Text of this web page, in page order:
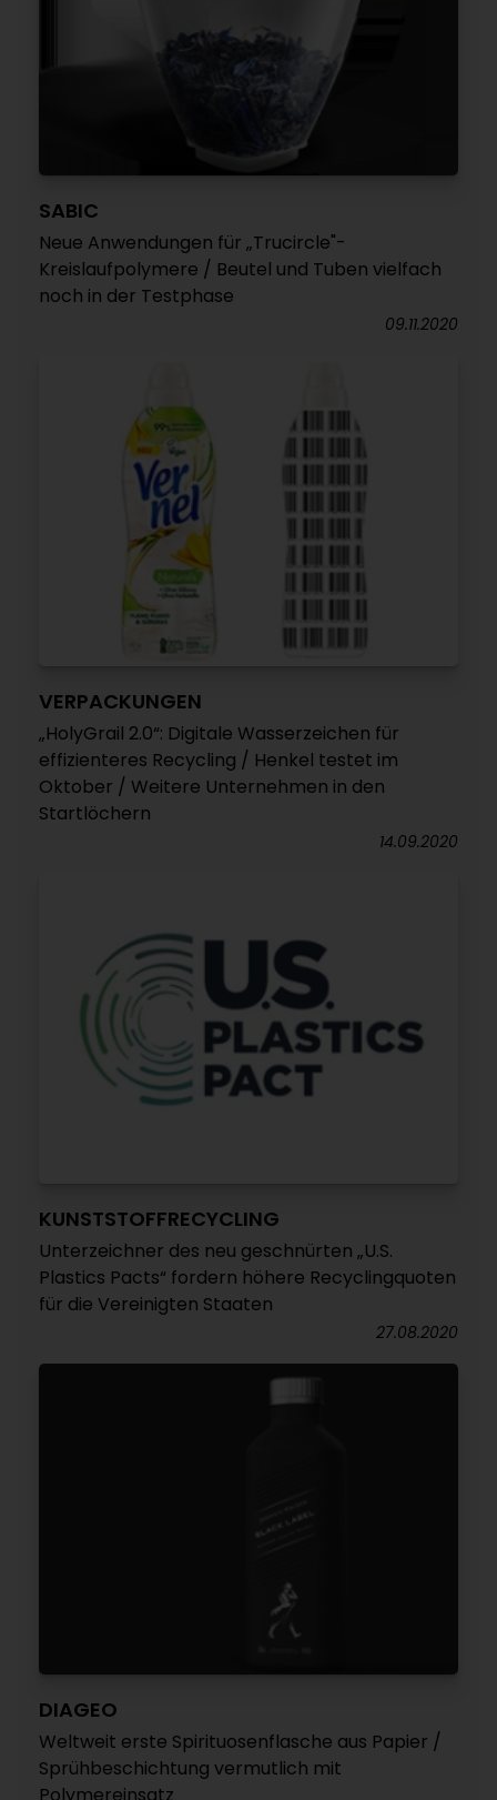
SABIC
Neue Anwendungen für „Trucircle"-
Kreislaufpolymere / Beutel und Tuben vielfach
noch in der Testphase
09.11.2020
VERPACKUNGEN
„HolyGrail 2.0“: Digitale Wasserzeichen für
effizienteres Recycling / Henkel testet im
Oktober / Weitere Unternehmen in den
Startlöchern
14.09.2020
KUNSTSTOFFRECYCLING
Unterzeichner des neu geschnürten „U.S.
Plastics Pacts“ fordern höhere Recyclingquoten
für die Vereinigten Staaten
27.08.2020
DIAGEO
Weltweit erste Spirituosenflasche aus Papier /
Sprühbeschichtung vermutlich mit